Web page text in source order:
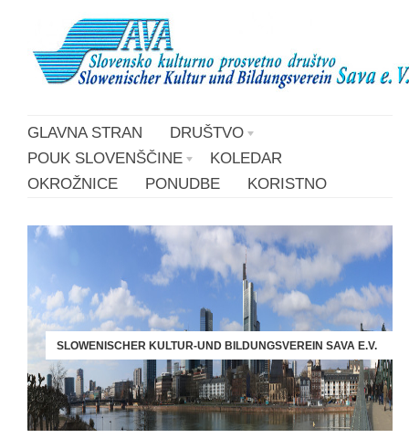
GLAVNA STRAN
DRUŠTVO
POUK SLOVENŠČINE
KOLEDAR
OKROŽNICE
PONUDBE KORISTNO
SLOWENISCHER KULTUR-UND BILDUNGSVEREIN SAVA E.V.